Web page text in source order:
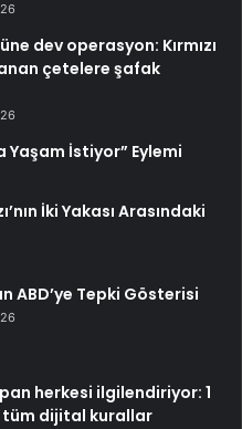
dev operasyon: Kırmızı
çetelere şafak
Yaşam İstiyor” Eylemi
İki Yakası Arasındaki
ABD’ye Tepki Gösterisi
herkesi ilgilendiriyor: 1
tüm dijital kurallar